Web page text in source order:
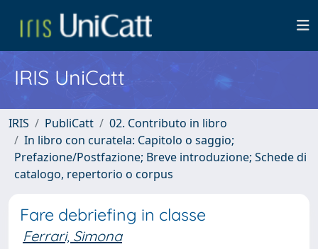
IRIS UniCatt
IRIS PubliCatt
02. Contributo in libro
In libro con curatela: Capitolo o saggio;
Prefazione/Postfazione; Breve introduzione; Schede di
catalogo, repertorio o corpus
Fare debriefing in classe
Ferrari, Simona